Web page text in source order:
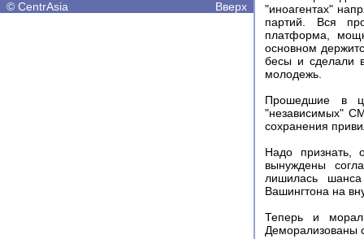
© CentrAsia Вверх
"иноагентах"
партий. Вся
платформа,
основном
бесы и сделали
молодежь.
Прошедшие в
"независимых"
сохранения
Надо признать,
вынуждены
лишилась
Вашингтона на
Теперь и
Деморализованы